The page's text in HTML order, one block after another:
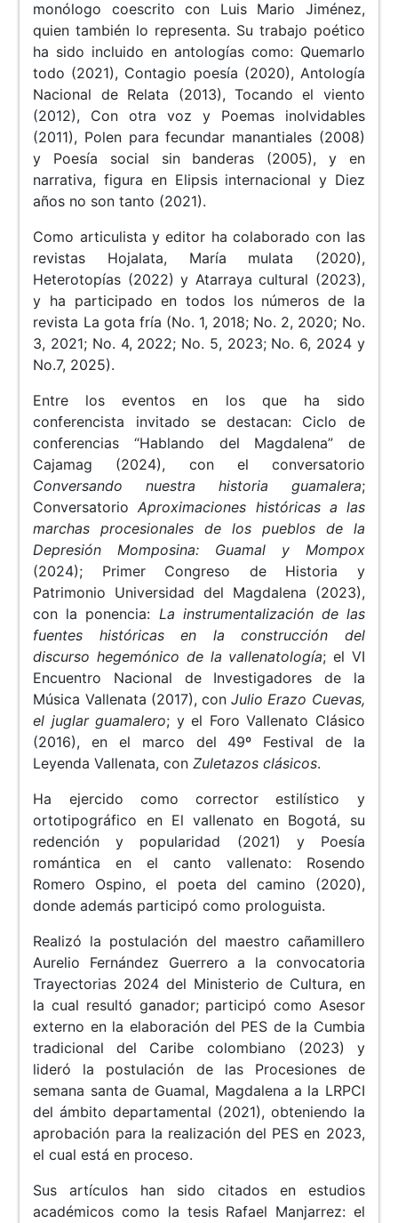
monólogo coescrito con Luis Mario Jiménez,
quien también lo representa. Su trabajo poético
ha sido incluido en antologías como: Quemarlo
todo (2021), Contagio poesía (2020), Antología
Nacional de Relata (2013), Tocando el viento
(2012), Con otra voz y Poemas inolvidables
(2011), Polen para fecundar manantiales (2008)
y Poesía social sin banderas (2005), y en
narrativa, figura en Elipsis internacional y Diez
años no son tanto (2021).
Como articulista y editor ha colaborado con las
revistas Hojalata, María mulata (2020),
Heterotopías (2022) y Atarraya cultural (2023),
y ha participado en todos los números de la
revista La gota fría (No. 1, 2018; No. 2, 2020; No.
3, 2021; No. 4, 2022; No. 5, 2023; No. 6, 2024 y
No.7, 2025).
Entre los eventos en los que ha sido
conferencista invitado se destacan: Ciclo de
conferencias “Hablando del Magdalena” de
Cajamag (2024), con el conversatorio
Conversando nuestra historia guamalera;
ConversatorioAproximaciones históricas a las
marchas procesionales de los pueblos de la
Depresión Momposina: Guamal y Mompox
(2024); Primer Congreso de Historia y
Patrimonio Universidad del Magdalena (2023),
con la ponencia: La instrumentalización de las
fuentes históricas en la construcción del
discurso hegemónico de la vallenatología; el VI
Encuentro Nacional de Investigadores de la
Música Vallenata (2017), conJulio Erazo Cuevas,
el juglar guamalero; y el Foro Vallenato Clásico
(2016), en el marco del 49º Festival de la
Leyenda Vallenata, conZuletazos clásicos.
Ha ejercido como corrector estilístico y
ortotipográfico en El vallenato en Bogotá, su
redención y popularidad (2021) y Poesía
romántica en el canto vallenato: Rosendo
Romero Ospino, el poeta del camino (2020),
donde además participó como prologuista.
Realizó la postulación del maestro cañamillero
Aurelio Fernández Guerrero a la convocatoria
Trayectorias 2024 del Ministerio de Cultura, en
la cual resultó ganador; participó como Asesor
externo en la elaboración del PES de la Cumbia
tradicional del Caribe colombiano (2023) y
lideró la postulación de las Procesiones de
semana santa de Guamal, Magdalena a la LRPCI
del ámbito departamental (2021), obteniendo la
aprobación para la realización del PES en 2023,
el cual está en proceso.
Sus artículos han sido citados en estudios
académicos como la tesis Rafael Manjarrez: el